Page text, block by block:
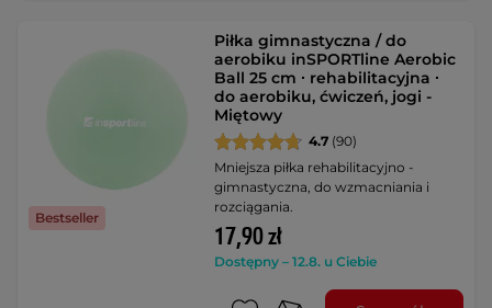
Bestseller
Piłka gimnastyczna / do
aerobiku inSPORTline Aerobic
Ball 25 cm ∙ rehabilitacyjna ∙
do aerobiku, ćwiczeń, jogi -
Miętowy
4.7 (90)
Mniejsza piłka rehabilitacyjno -
gimnastyczna, do wzmacniania i
rozciągania.
17,90 zł
Dostępny – 12.8. u Ciebie